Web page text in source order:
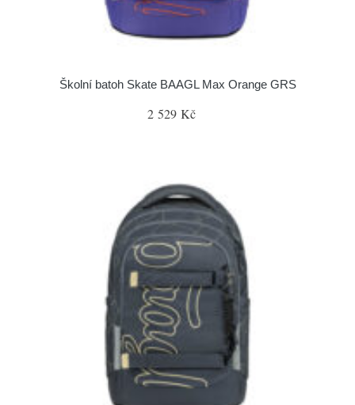
Školní batoh Skate BAAGL Max Orange GRS
2 529 Kč